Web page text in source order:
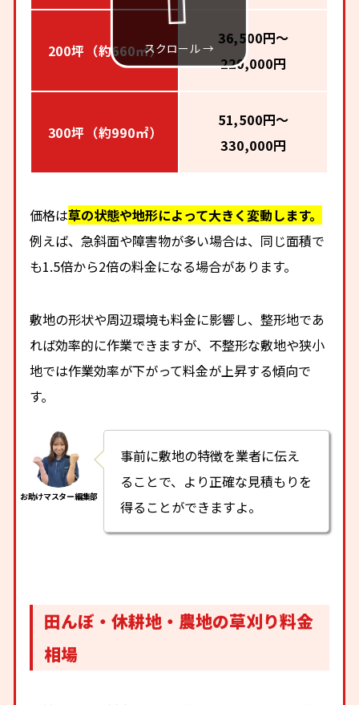
200坪（約660㎡）
36,500円～
220,000円
300坪（約990㎡）
51,500円～
330,000円
価格は草の状態や地形によって大きく変動します。
例えば、急斜面や障害物が多い場合は、同じ面積で
も1.5倍から2倍の料金になる場合があります。
敷地の形状や周辺環境も料金に影響し、整形地であ
れば効率的に作業できますが、不整形な敷地や狭小
地では作業効率が下がって料金が上昇する傾向で
す。
事前に敷地の特徴を業者に伝え
ることで、より正確な見積もりを
得ることができますよ。
田んぼ・休耕地・農地の草刈り料金
相場